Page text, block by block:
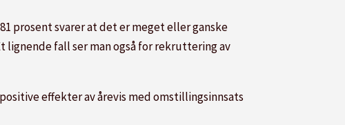
prosent svarer at det er meget eller ganske
lignende fall ser man også for rekruttering av
effekter av årevis med omstillingsinnsats